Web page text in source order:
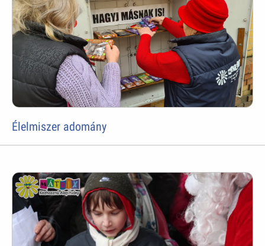
Élelmiszer adomány